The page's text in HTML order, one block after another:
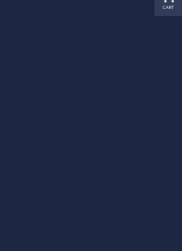
CART